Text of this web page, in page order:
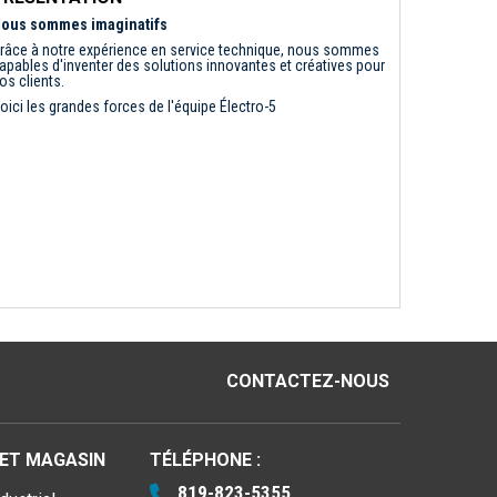
sommes imaginatifs
à notre expérience en service technique, nous sommes
d'inventer des solutions innovantes et créatives pour
clients.
les grandes forces de l'équipe Électro-5
CONTACTEZ-NOUS
MAGASIN TÉLÉPHONE :